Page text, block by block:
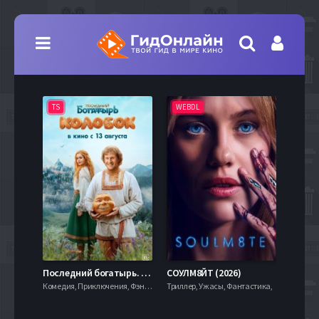
TS
Последний богатырь. Колобок (2026)
Комедия, Приключения, Фэнтези,
WEBDL
СОУЛМ8ЙТ (2026)
Триллер, Ужасы, Фантастика,